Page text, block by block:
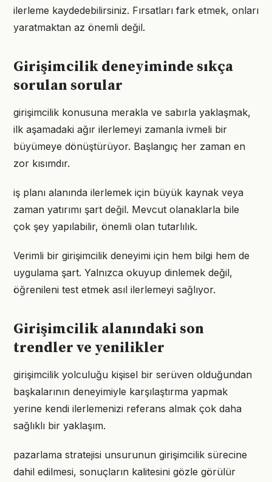
ilerleme kaydedebilirsiniz. Fırsatları fark etmek, onları
yaratmaktan az önemli değil.
Girişimcilik deneyiminde sıkça
sorulan sorular
girişimcilik konusuna merakla ve sabırla yaklaşmak,
ilk aşamadaki ağır ilerlemeyi zamanla ivmeli bir
büyümeye dönüştürüyor. Başlangıç her zaman en
zor kısımdır.
iş planı alanında ilerlemek için büyük kaynak veya
zaman yatırımı şart değil. Mevcut olanaklarla bile
çok şey yapılabilir, önemli olan tutarlılık.
Verimli bir girişimcilik deneyimi için hem bilgi hem de
uygulama şart. Yalnızca okuyup dinlemek değil,
öğrenileni test etmek asıl ilerlemeyi sağlıyor.
Girişimcilik alanındaki son
trendler ve yenilikler
girişimcilik yolculuğu kişisel bir serüven olduğundan
başkalarının deneyimiyle karşılaştırma yapmak
yerine kendi ilerlemenizi referans almak çok daha
sağlıklı bir yaklaşım.
pazarlama stratejisi unsurunun girişimcilik sürecine
dahil edilmesi, sonuçların kalitesini gözle görülür